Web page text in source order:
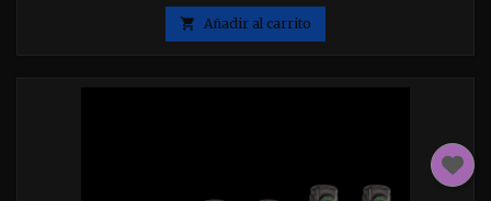
 Añadir al carrito